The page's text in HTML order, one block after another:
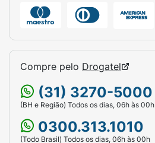
Compre pelo Drogatel
(31) 3270-5000
(BH e Região) Todos os dias, 06h às 00h
0300.313.1010
(Todo Brasil) Todos os dias, 06h às 00h